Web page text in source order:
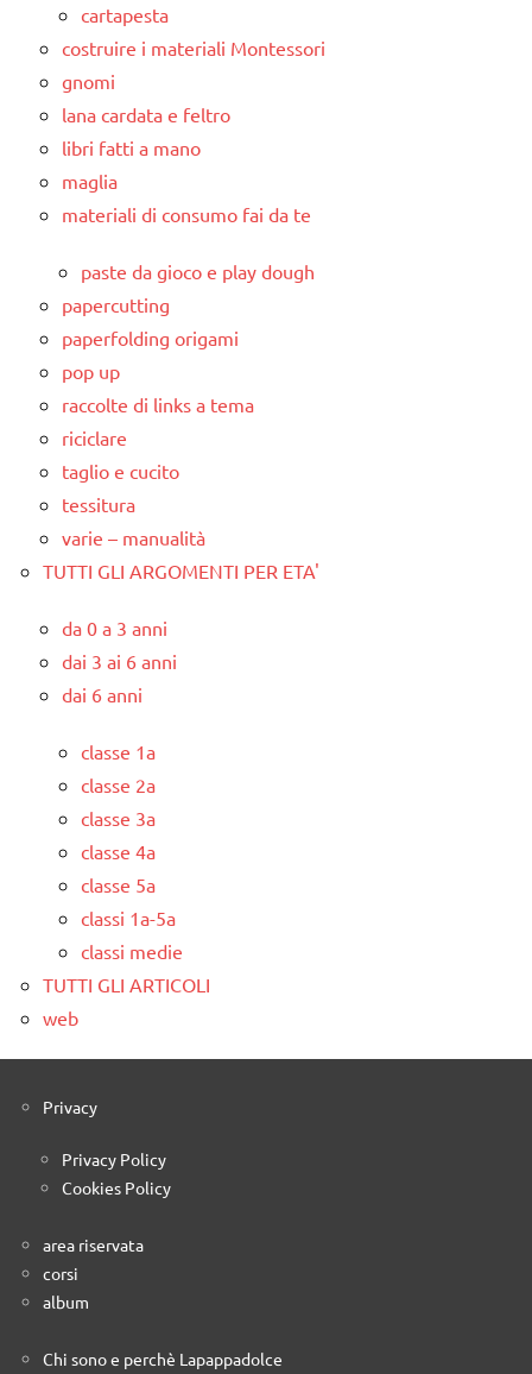
cartapesta
costruire i materiali Montessori
gnomi
lana cardata e feltro
libri fatti a mano
maglia
materiali di consumo fai da te
paste da gioco e play dough
papercutting
paperfolding origami
pop up
raccolte di links a tema
riciclare
taglio e cucito
tessitura
varie – manualità
TUTTI GLI ARGOMENTI PER ETA'
da 0 a 3 anni
dai 3 ai 6 anni
dai 6 anni
classe 1a
classe 2a
classe 3a
classe 4a
classe 5a
classi 1a-5a
classi medie
TUTTI GLI ARTICOLI
web
Privacy
Privacy Policy
Cookies Policy
area riservata
corsi
album
Chi sono e perchè Lapappadolce